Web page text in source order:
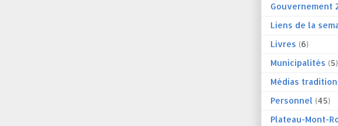
Gouvernement
Liens de la
Livres (6)
Municipalités (5)
Médias
Personnel (45)
Plateau-Mont-